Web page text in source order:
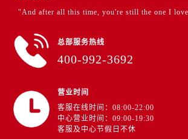
"And after all this time, you're still the one I
总部服务热线
400-992-3692
营业时间
客服在线时间：08:00-22:00
中心营业时间：09:00-19:30
客服及中心节假日不休